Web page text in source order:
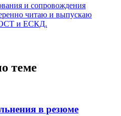
и сопровождения
читаю и выпускаю
и ЕСКД.
теме
в резюме